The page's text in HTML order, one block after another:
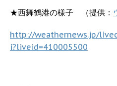
★西舞鶴港の様子 （提供：
http://weathernews.jp/
i?liveid=410005500